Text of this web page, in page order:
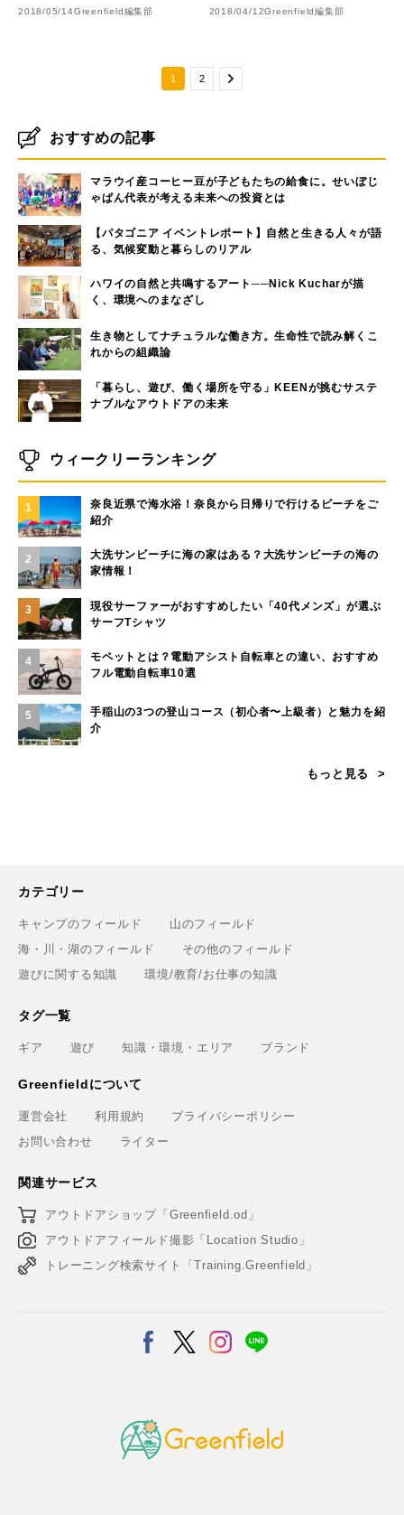
2018/05/14Greenfield編集部
る講習会・ツアー４選
2018/04/12Greenfield編集部
1 2
おすすめの記事
マラウイ産コーヒー豆が子どもたちの給食に。せいぼじ
ゃぱん代表が考える未来への投資とは
【パタゴニア イベントレポート】自然と生きる人々が語
る、気候変動と暮らしのリアル
ハワイの自然と共鳴するアート──Nick Kucharが描
く、環境へのまなざし
生き物としてナチュラルな働き方。生命性で読み解くこ
れからの組織論
「暮らし、遊び、働く場所を守る」KEENが挑むサステ
ナブルなアウトドアの未来
ウィークリーランキング
1
奈良近県で海水浴！奈良から日帰りで行けるビーチをご
紹介
2
大洗サンビーチに海の家はある？大洗サンビーチの海の
家情報！
3
現役サーファーがおすすめしたい「40代メンズ」が選ぶ
サーフTシャツ
4
モペットとは？電動アシスト自転車との違い、おすすめ
フル電動自転車10選
5
手稲山の3つの登山コース（初心者〜上級者）と魅力を紹
介
もっと見る
カテゴリー
キャンプのフィールド
山のフィールド
海・川・湖のフィールド
その他のフィールド
遊びに関する知識
環境/教育/お仕事の知識
タグ一覧
ギア 遊び 知識・環境・エリア ブランド
Greenfieldについて
運営会社 利用規約
プライバシーポリシー
お問い合わせ
ライター
関連サービス
アウトドアショップ「Greenfield.od」
アウトドアフィールド撮影「Location Studio」
トレーニング検索サイト「Training.Greenfield」